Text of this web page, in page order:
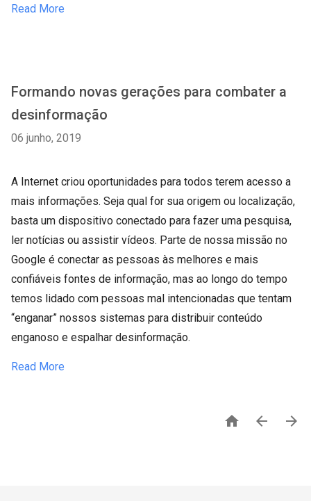
Read More
Formando novas gerações para combater a
desinformação
06 junho, 2019
A Internet criou oportunidades para todos terem acesso a
mais informações. Seja qual for sua origem ou localização,
basta um dispositivo conectado para fazer uma pesquisa,
ler notícias ou assistir vídeos. Parte de nossa missão no
Google é conectar as pessoas às melhores e mais
confiáveis fontes de informação, mas ao longo do tempo
temos lidado com pessoas mal intencionadas que tentam
“enganar” nossos sistemas para distribuir conteúdo
enganoso e espalhar desinformação.
Read More
  